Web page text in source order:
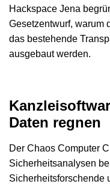
Hackspace Jena
Gesetzentwurf, warum
das bestehende
ausgebaut werden.
Daten regnen
Der Chaos Computer
Sicherheitsanalysen
Sicherheitsforschende